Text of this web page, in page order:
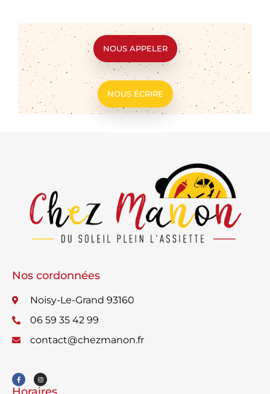
NOUS APPELER
NOUS ÉCRIRE
Nos cordonnées
Noisy-Le-Grand 93160
06 59 35 42 99
contact@chezmanon.fr
Horaires